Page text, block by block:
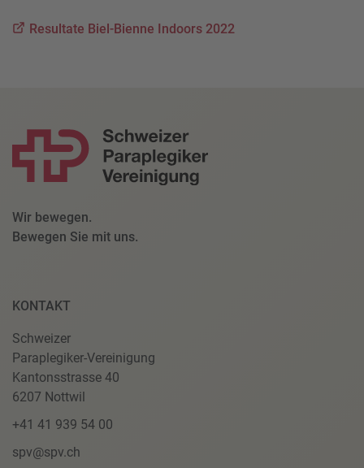
Resultate Biel-Bienne Indoors 2022
Wir bewegen.
Bewegen Sie mit uns.
KONTAKT
Schweizer
Paraplegiker-Vereinigung
Kantonsstrasse 40
6207 Nottwil
+41 41 939 54 00
spv@spv.ch